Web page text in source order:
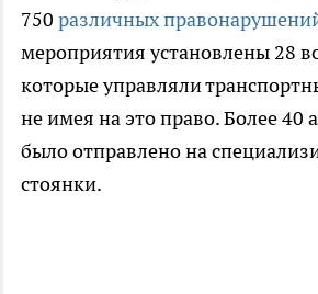
750 различных
мероприятия установлены 28
которые управляли
не имея на это право. Более 40
было отправлено на
стоянки.